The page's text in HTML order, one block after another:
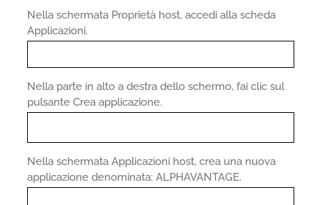
Nella schermata Proprietà host, accedi alla scheda
Applicazioni.
Nella parte in alto a destra dello schermo, fai clic sul
pulsante Crea applicazione.
Nella schermata Applicazioni host, crea una nuova
applicazione denominata: ALPHAVANTAGE.